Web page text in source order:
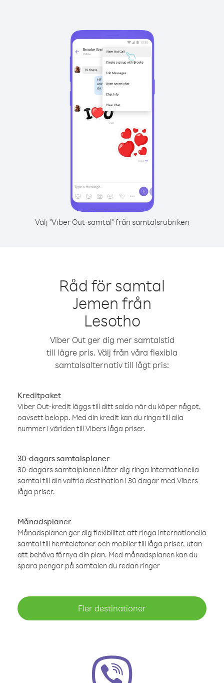
Välj "Viber Out-samtal" från samtalsrubriken
Råd för samtal
Jemen från
Lesotho
Viber Out ger dig mer samtalstid
till lägre pris. Välj från våra flexibla
samtalsalternativ till lågt pris:
Kreditpaket
Viber Out-kredit läggs till ditt saldo när du köper något,
oavsett belopp. Med din kredit kan du ringa till alla
nummer i världen till Vibers låga priser.
30-dagars samtalsplaner
30-dagars samtalplanen låter dig ringa internationella
samtal till din valfria destination i 30 dagar med Vibers
låga priser.
Månadsplaner
Månadsplanen ger dig flexibilitet att ringa internationella
samtal till hemtelefoner och mobiler till låga priser, utan
att behöva förnya din plan. Med månadsplanen kan du
spara pengar på samtalen du redan ringer
Fler destinationer